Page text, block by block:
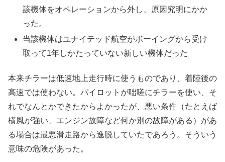
該機体をオペレーションから外し、原因究明にかか
った。
当該機体はユナイテッド航空がボーイングから受け
取って1年しかたっていない新しい機体だった
本来チラーは低速地上走行時に使うものであり、着陸後の
高速では使わない。パイロットが咄嗟にチラーを使い、そ
れでなんとかできたからよかったが、悪い条件（たとえば
横風が強い、エンジン故障など何か別の故障がある）があ
る場合は最悪滑走路から逸脱していたであろう。そういう
意味の危険があった。